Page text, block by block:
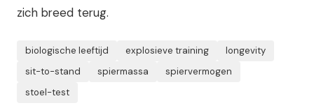
zich breed terug.
biologische leeftijd explosieve training
longevity
sit-to-stand
spiermassa
spiervermogen
stoel-test